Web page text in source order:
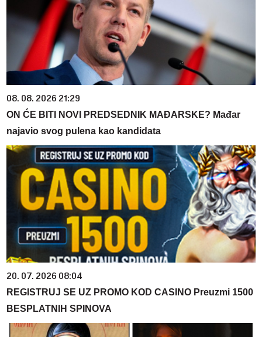
08. 08. 2026 21:29
ON ĆE BITI NOVI PREDSEDNIK MAĐARSKE? Mađar
najavio svog pulena kao kandidata
20. 07. 2026 08:04
REGISTRUJ SE UZ PROMO KOD CASINO Preuzmi 1500
BESPLATNIH SPINOVA